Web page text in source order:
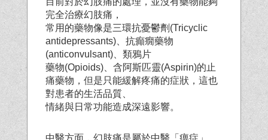
完全治療幻肢痛，
常用的藥物像是三環抗憂鬱劑(Tricyclic
antidepressants)、抗癲癇藥物
(anticonvulsant)、類鴉片
藥物(Opioids)、含阿斯匹靈(Aspirin)的止
痛藥物，但是只能緩解疼痛的症狀，這也
對患者的生活品質、
情緒與日常功能造成深遠影響。
中醫方面，幻肢痛是屬於中醫「痹症」、